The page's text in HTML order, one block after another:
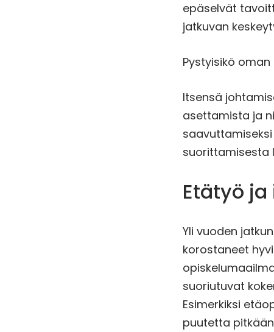
epäselvät
jatkuvan
Pystyisikö
Itsensä
asettamista ja
suorittamisesta
Etätyö
Yli vuoden
korostaneet
suoriutuvat
Esimerkiksi
puutetta